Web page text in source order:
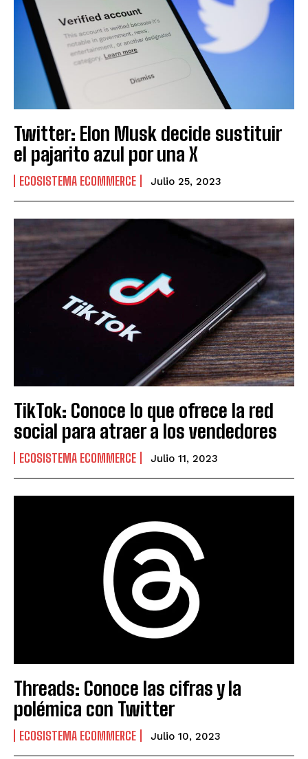
Twitter: Elon Musk decide sustituir
el pajarito azul por una X
ECOSISTEMA ECOMMERCE Julio 25, 2023
TikTok: Conoce lo que ofrece la red
social para atraer a los vendedores
ECOSISTEMA ECOMMERCE Julio 11, 2023
Threads: Conoce las cifras y la
polémica con Twitter
ECOSISTEMA ECOMMERCE Julio 10, 2023